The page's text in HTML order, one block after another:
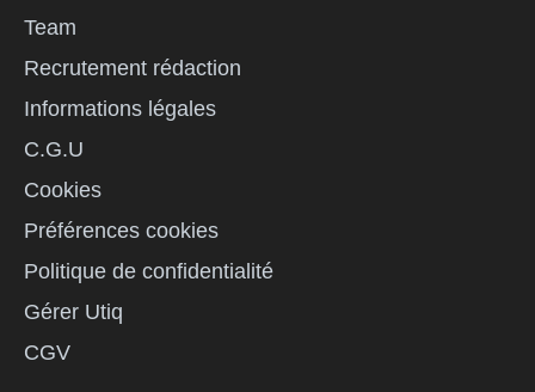
Team
Recrutement rédaction
Informations légales
C.G.U
Cookies
Préférences cookies
Politique de confidentialité
Gérer Utiq
CGV